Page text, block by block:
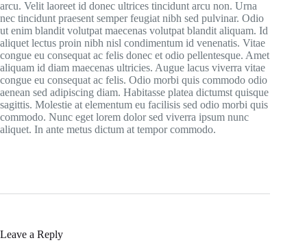
arcu. Velit laoreet id donec ultrices tincidunt arcu non. Urna
nec tincidunt praesent semper feugiat nibh sed pulvinar. Odio
ut enim blandit volutpat maecenas volutpat blandit aliquam. Id
aliquet lectus proin nibh nisl condimentum id venenatis. Vitae
congue eu consequat ac felis donec et odio pellentesque. Amet
aliquam id diam maecenas ultricies. Augue lacus viverra vitae
congue eu consequat ac felis. Odio morbi quis commodo odio
aenean sed adipiscing diam. Habitasse platea dictumst quisque
sagittis. Molestie at elementum eu facilisis sed odio morbi quis
commodo. Nunc eget lorem dolor sed viverra ipsum nunc
aliquet. In ante metus dictum at tempor commodo.
Leave a Reply